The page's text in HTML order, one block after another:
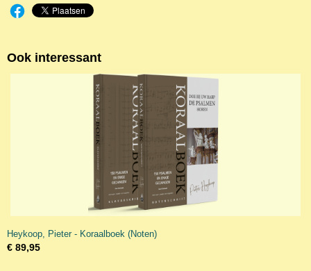
Ook interessant
Heykoop, Pieter - Koraalboek (Noten)
€ 89,95